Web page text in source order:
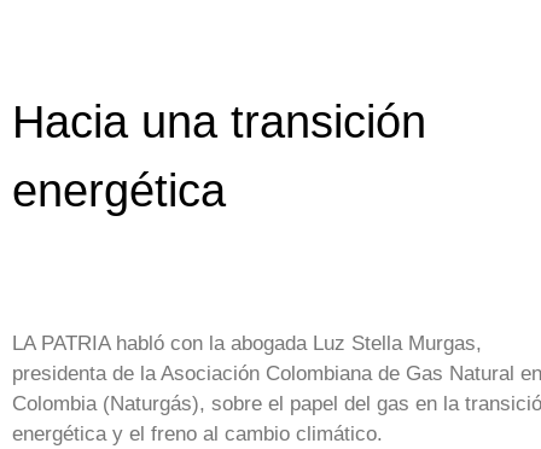
Hacia una transición
energética
LA PATRIA habló con la abogada Luz Stella Murgas,
presidenta de la Asociación Colombiana de Gas Natural en
Colombia (Naturgás), sobre el papel del gas en la
energética y el freno al cambio climático.